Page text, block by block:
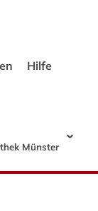
Hilfe
Münster